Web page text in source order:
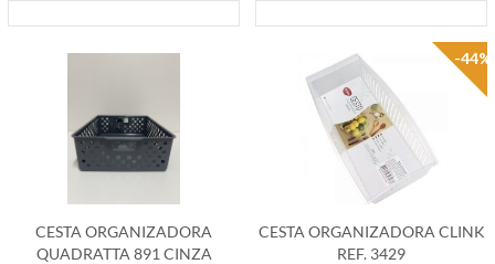
CESTA ORGANIZADORA
QUADRATTA 891 CINZA
-44%
CESTA ORGANIZADORA CLINK
REF. 3429